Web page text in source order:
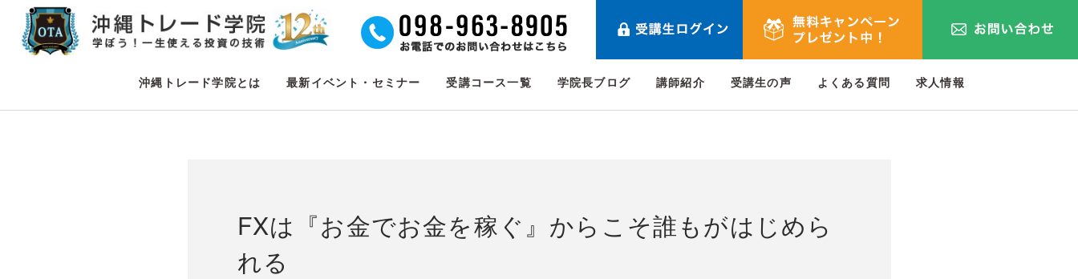
沖縄トレード学院とは 最新イベント・セミナー 受講コース一覧 学院長ブログ 講師紹介 受講生の声 よくある質問 求人情報
FXは『お金でお金を稼ぐ』からこそ誰もがはじめら
れる